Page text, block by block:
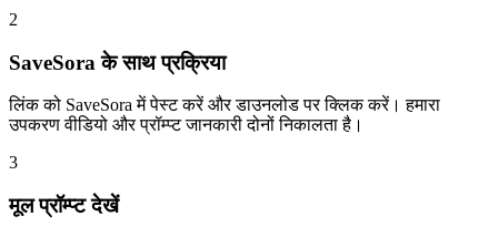
2
SaveSora के साथ प्रक्रिया
लिंक को SaveSora में पेस्ट करें और डाउनलोड पर क्लिक करें। हमारा
उपकरण वीडियो और प्रॉम्प्ट जानकारी दोनों निकालता है।
3
मूल प्रॉम्प्ट देखें